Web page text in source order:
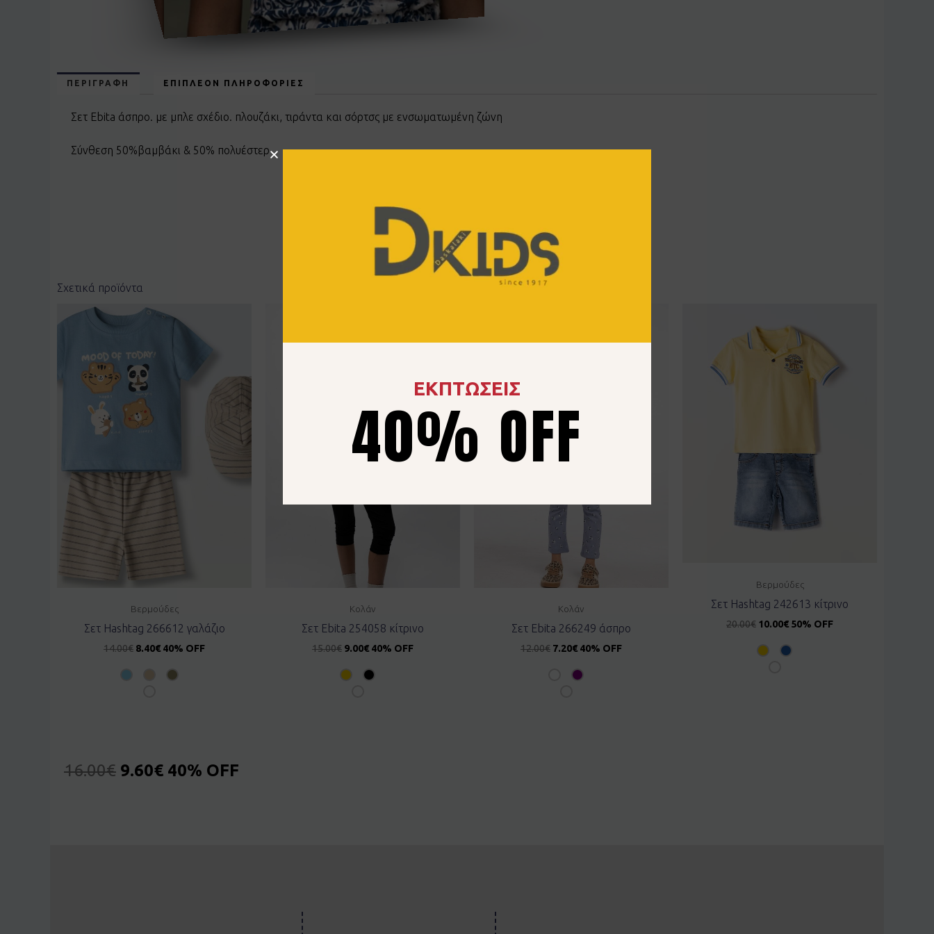
ΠΕΡΙΓΡΑΦΉ ΕΠΙΠΛΈΟΝ ΠΛΗΡΟΦΟΡΊΕΣ
Σετ Ebita άσπρο. με μπλε σχέδιο. πλουζάκι, τιράντα και σόρτσς με ενσωματωμένη ζώνη
Σύνθεση 50%βαμβάκι & 50% πολυέστερ
Σχετικά προϊόντα
Βερμούδες
Σετ Hashtag 266612 γαλάζιο
14.00€ 8.40€ 40% OFF
Κολάν
Σετ Ebita 254058 κίτρινο
15.00€ 9.00€ 40% OFF
Κολάν
Σετ Ebita 266249 άσπρο
12.00€ 7.20€ 40% OFF
Βερμούδες
Σετ Hashtag 242613 κίτρινο
20.00€ 10.00€ 50% OFF
16.00€ 9.60€ 40% OFF
ΕΚΠΤΩΣΕΙΣ
40% OFF